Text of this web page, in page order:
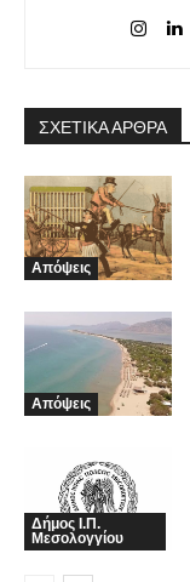
ΣΧΕΤΙΚΑ ΑΡΘΡΑ
Απόψεις
Απόψεις
Δήμος Ι.Π.
Μεσολογγίου